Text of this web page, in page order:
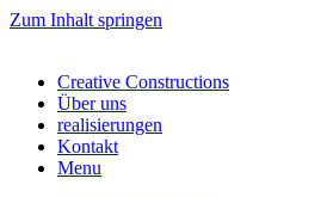
Zum Inhalt springen
Creative Constructions
Über uns
realisierungen
Kontakt
Menu